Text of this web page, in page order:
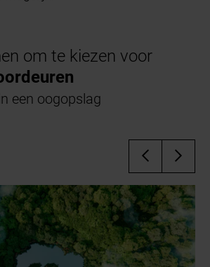
om te kiezen voor
een oogopslag